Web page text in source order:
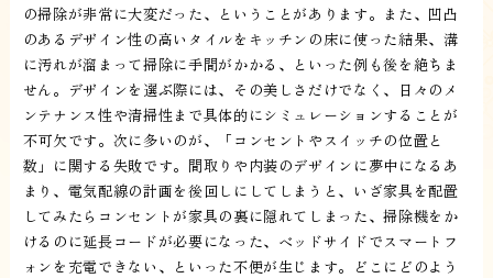
の掃除が非常に大変だった、ということがあります。また、凹凸
のあるデザイン性の高いタイルをキッチンの床に使った結果、溝
に汚れが溜まって掃除に手間がかかる、といった例も後を絶ちま
せん。デザインを選ぶ際には、その美しさだけでなく、日々のメ
ンテナンス性や清掃性まで具体的にシミュレーションすることが
不可欠です。次に多いのが、「コンセントやスイッチの位置と
数」に関する失敗です。間取りや内装のデザインに夢中になるあ
まり、電気配線の計画を後回しにしてしまうと、いざ家具を配置
してみたらコンセントが家具の裏に隠れてしまった、掃除機をか
けるのに延長コードが必要になった、ベッドサイドでスマートフ
ォンを充電できない、といった不便が生じます。どこにどのよう